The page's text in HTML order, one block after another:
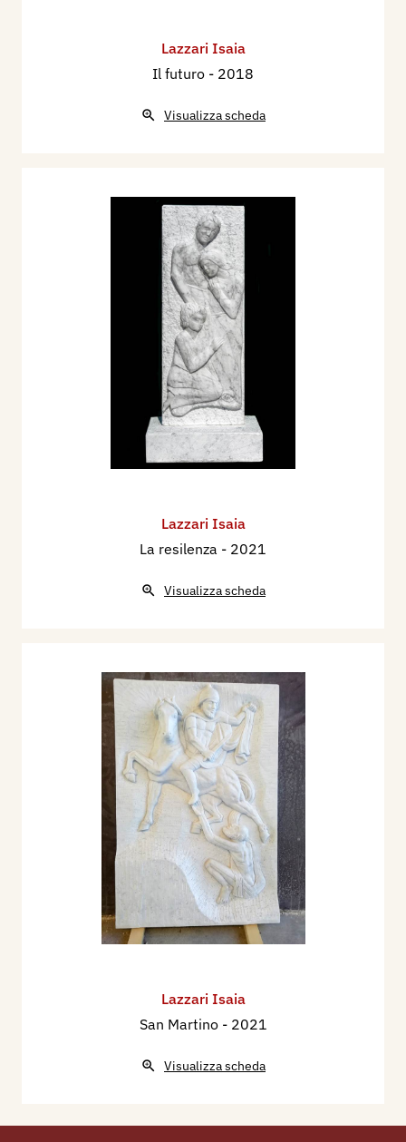
Lazzari Isaia
Il futuro - 2018
Visualizza scheda
Lazzari Isaia
La resilenza - 2021
Visualizza scheda
Lazzari Isaia
San Martino - 2021
Visualizza scheda